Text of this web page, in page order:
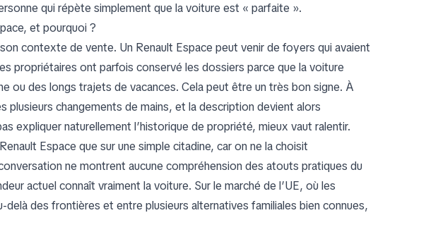
qui répète simplement que la voiture est « parfaite ».
et pourquoi ?
contexte de vente. Un Renault Espace peut venir de foyers qui avaient
propriétaires ont parfois conservé les dossiers parce que la voiture
ou des longs trajets de vacances. Cela peut être un très bon signe. À
plusieurs changements de mains, et la description devient alors
expliquer naturellement l’historique de propriété, mieux vaut ralentir.
Espace que sur une simple citadine, car on ne la choisit
ne montrent aucune compréhension des atouts pratiques du
actuel connaît vraiment la voiture. Sur le marché de l’UE, où les
des frontières et entre plusieurs alternatives familiales bien connues,